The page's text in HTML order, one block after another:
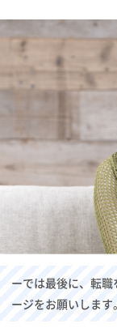
ーでは最後に、転
ージをお願いします。